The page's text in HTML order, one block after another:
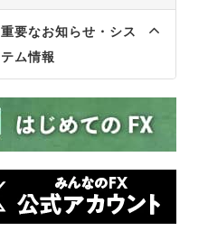
重要なお知らせ・シス
テム情報